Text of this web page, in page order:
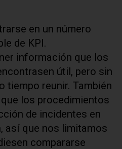
en un número
de KPI.
información que los
útil, pero sin
tiempo reunir. También
los procedimientos
de incidentes en
así que nos limitamos
compararse